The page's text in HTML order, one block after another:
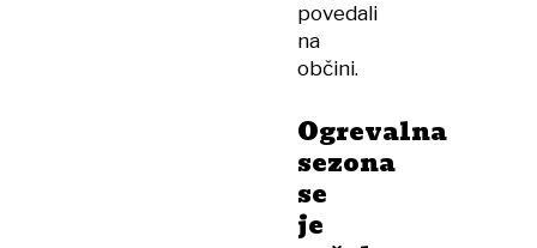
povedali
na
občini.
Ogrevalna
sezona
se
je